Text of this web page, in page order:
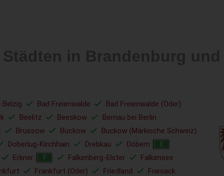
Belzig Bad Freienwalde
Bad Freienwalde (Oder)
Beelitz Beeskow
Bernau bei Berlin
Brüssow Buckow Buckow (Märkische Schweiz)
Doberlug-Kirchhain Drebkau Döbern E
Erkner F Falkenberg-Elster
Falkensee
Frankfurt (Oder) Friedland
Friesack